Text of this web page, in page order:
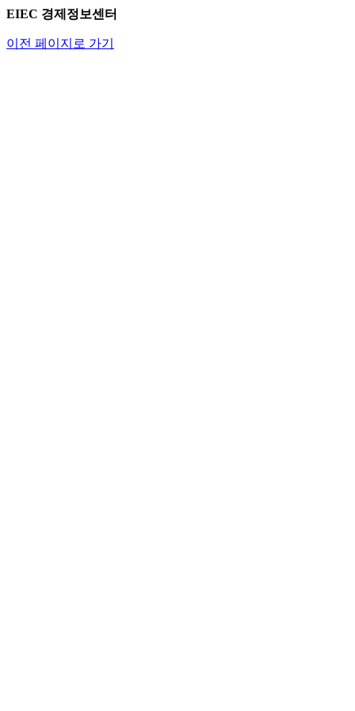
EIEC 경제정보센터
이전 페이지로 가기